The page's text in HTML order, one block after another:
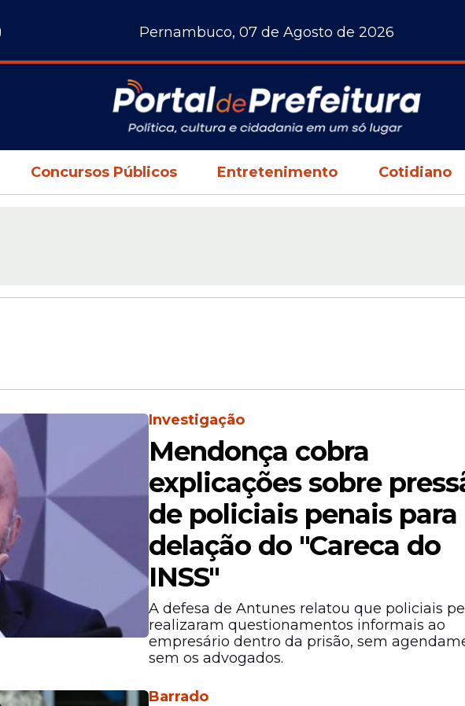
Pernambuco, 07 de Agosto de 2026
Concursos Públicos Entretenimento Cotidiano
Investigação
Mendonça cobra
explicações sobre
de policiais penais para
delação do "Careca do
INSS"
A defesa de Antunes relatou que policiais
realizaram questionamentos informais ao
empresário dentro da prisão, sem
sem os advogados.
Barrado